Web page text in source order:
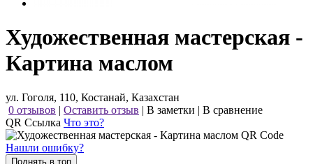
Художественная мастерская -
Картина маслом
ул. Гоголя, 110, Костанай, Казахстан
0 отзывов | Оставить отзыв | В заметки | В сравнение
QR Ссылка Что это?
Нашли ошибку?
Поднять в топ